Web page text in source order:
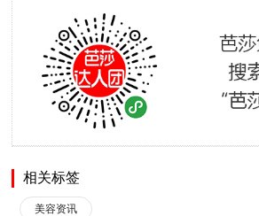
相关标签
美容资讯